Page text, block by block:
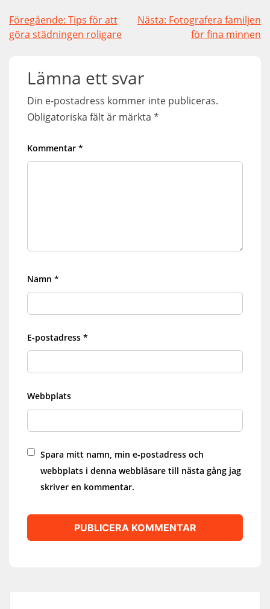
Inläggsnavigering
Föregående: Tips för att
göra städningen roligare
Nästa: Fotografera familjen
för fina minnen
Lämna ett svar
Din e-postadress kommer inte publiceras.
Obligatoriska fält är märkta *
Kommentar *
Namn *
E-postadress *
Webbplats
Spara mitt namn, min e-postadress och
webbplats i denna webbläsare till nästa gång jag
skriver en kommentar.